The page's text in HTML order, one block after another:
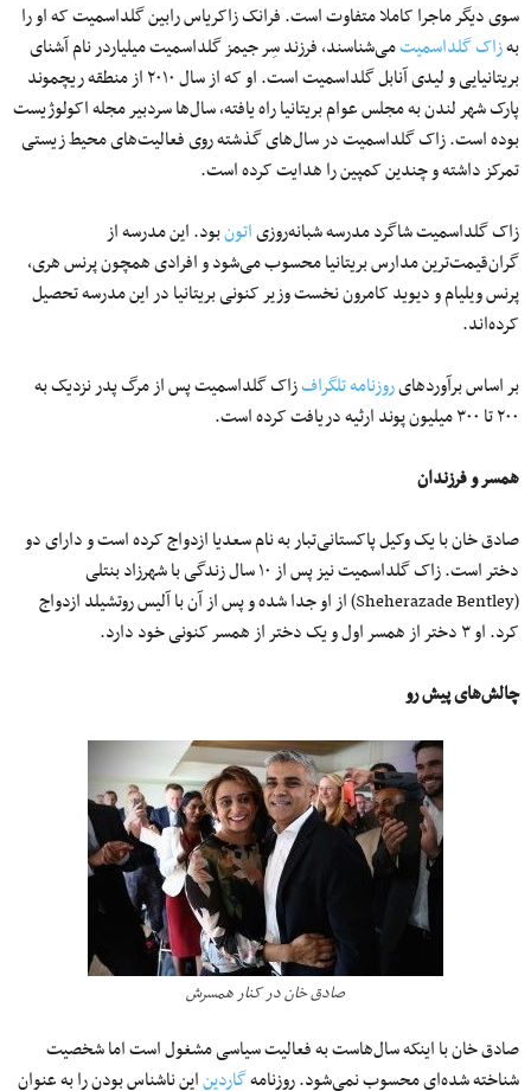
سوی دیگر ماجرا کاملا متفاوت است. فرانک زاکریاس رابین گلداسمیت که او را
بهزاک گلداسمیتمی‌شناسند، فرزند سِر جیمز گلداسمیت میلیاردر نام‌ آشنای
بریتانیایی و لیدی آنابل گلداسمیت است. او که از سال ۲۰۱۰ از منطقه ریچموند
پارک شهر لندن به مجلس عوام بریتانیا راه یافته، سال‌ها سردبیر مجله اکولوژیست
بوده است. زاک گلداسمیت در سال‌های گذشته روی فعالیت‌های محیط زیستی
تمرکز داشته و چندین کمپین را هدایت کرده است.
زاک گلداسمیت شاگرد مدرسه شبانه‌روزیاتونبود. این مدرسه از
گران‌قیمت‌ترین مدارس بریتانیا محسوب می‌شود و افرادی همچون پرنس هری،
پرنس ویلیام و دیوید کامرون نخست وزیر کنونی بریتانیا در این مدرسه تحصیل
کرده‌اند.
بر اساس برآوردهایروزنامه تلگرافزاک گلداسمیت پس از مرگ پدر نزدیک به
۲۰۰ تا ۳۰۰ میلیون پوند ارثیه دریافت کرده است.
همسر و فرزندان
صادق خان با یک وکیل پاکستانی‌‌تبار به نام سعدیا ازدواج کرده است و دارای دو
دختر است. زاک گلداسمیت نیز پس از ۱۰ سال زندگی با شهرزاد بنتلی
(Sheherazade Bentley) از او جدا شده و پس از آن با آلیس روتشیلد ازدواج
کرد. او ۳ دختر از همسر اول و یک دختر از همسر کنونی خود دارد.
چالش‌های پیش رو
صادق خان در کنار همسرش
صادق خان با اینکه سال‌هاست به فعالیت سیاسی مشغول است اما شخصیت
شناخته شده‌ای محسوب نمی‌شود. روزنامهگاردیناین ناشناس بودن را به عنوان